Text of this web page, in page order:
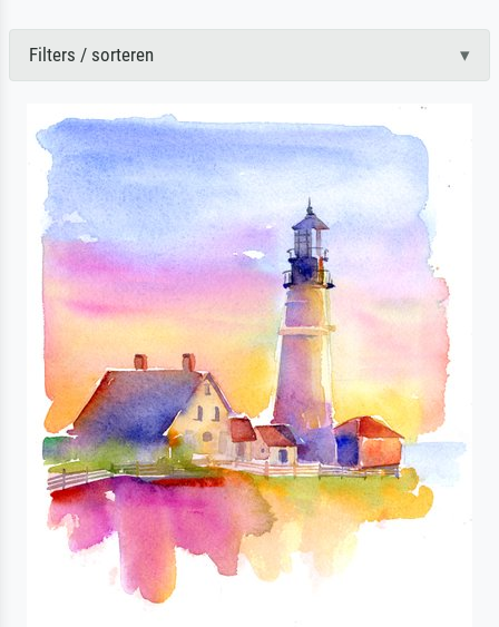
Filters / sorteren